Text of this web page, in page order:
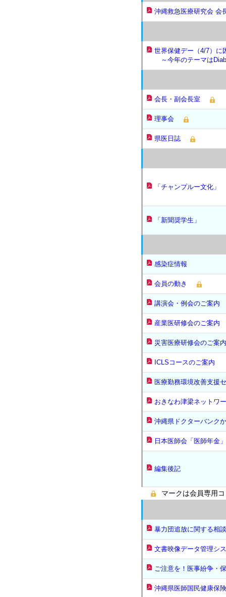
沖縄救急医療研究会
世界保健デー（4/7）に
～今年のテーマは
会長・副会長室
理事会
県医日誌
「チャンプルー文化」
「新聞奨学生」
感染症情報
会員の動き
講演会・例会のご案内
産業医研修会のご案内
災害医療研修会のご案内
ICLSコースのご案内
医療勤務環境改善支援
おきなわ津梁ネットワ
沖縄県ドクターバンク
日本医師会「医師年金
編集後記
マークは会員専用
暴力団追放に関する相
文書映像データ管理シ
ご注意を！医事紛争・
沖縄県医師国民健康保